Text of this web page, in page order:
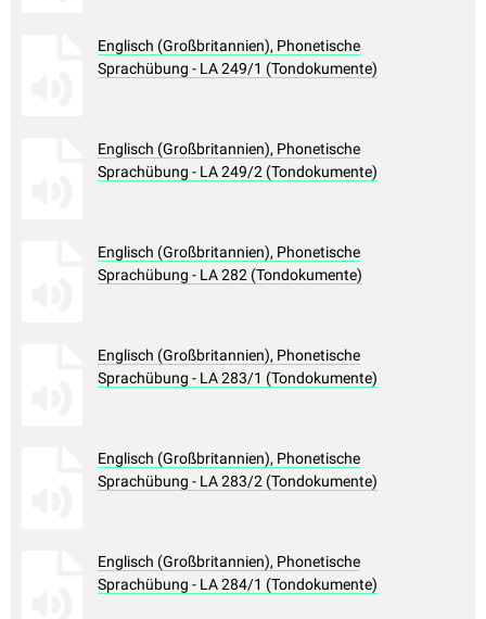
Englisch (Großbritannien), Phonetische
Sprachübung - LA 249/1 (Tondokumente)
Englisch (Großbritannien), Phonetische
Sprachübung - LA 249/2 (Tondokumente)
Englisch (Großbritannien), Phonetische
Sprachübung - LA 282 (Tondokumente)
Englisch (Großbritannien), Phonetische
Sprachübung - LA 283/1 (Tondokumente)
Englisch (Großbritannien), Phonetische
Sprachübung - LA 283/2 (Tondokumente)
Englisch (Großbritannien), Phonetische
Sprachübung - LA 284/1 (Tondokumente)